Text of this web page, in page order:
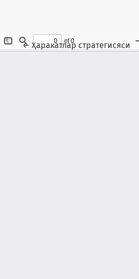
←Maqola tafsilotlariga qaytish
Ҳаракатлар стратегисяси